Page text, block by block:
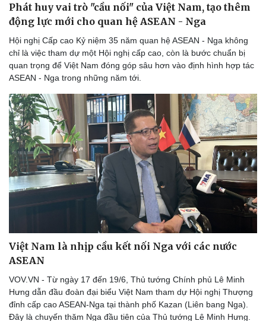
Phát huy vai trò "cầu nối" của Việt Nam, tạo thêm
động lực mới cho quan hệ ASEAN - Nga
Hội nghị Cấp cao Kỷ niệm 35 năm quan hệ ASEAN - Nga không
chỉ là việc tham dự một Hội nghị cấp cao, còn là bước chuẩn bị
quan trọng để Việt Nam đóng góp sâu hơn vào định hình hợp tác
ASEAN - Nga trong những năm tới.
Việt Nam là nhịp cầu kết nối Nga với các nước
ASEAN
VOV.VN - Từ ngày 17 đến 19/6, Thủ tướng Chính phủ Lê Minh
Hưng dẫn đầu đoàn đại biểu Việt Nam tham dự Hội nghị Thượng
đỉnh cấp cao ASEAN-Nga tại thành phố Kazan (Liên bang Nga).
Đây là chuyến thăm Nga đầu tiên của Thủ tướng Lê Minh Hưng.